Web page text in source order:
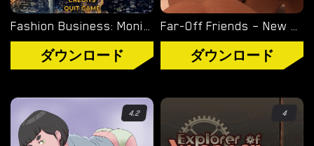
タグ
ゲームエンジン
RUFFLE
HTML
Fashion Business: Monica’s Adventures – Episode 1 [DecentMonkey]
ダウンロード
Far-Off Friends – New Version 0.6 [FFCreations]
ダウンロード
4.2 4